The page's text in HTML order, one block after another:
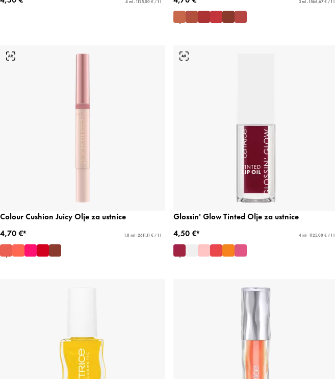
4 ml - 1125,00 € / 1 l 3 ml - 1566,67 € / 1 l
Colour Cushion Juicy Olje za ustnice
4,70 €*
1,8 ml - 2611,11 € / 1 l
Glossin' Glow Tinted Olje za ustnice
4,50 €*
4 ml - 1125,00 € / 1 l